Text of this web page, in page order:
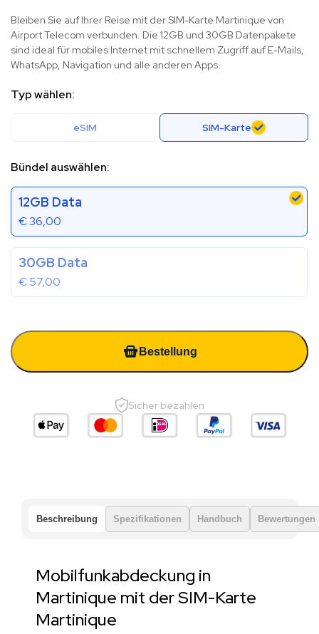
Bleiben Sie auf Ihrer Reise mit der SIM-Karte Martinique von
Airport Telecom verbunden. Die 12GB und 30GB Datenpakete
sind ideal für mobiles Internet mit schnellem Zugriff auf E-Mails,
WhatsApp, Navigation und alle anderen Apps.
Typ wählen:
eSIM SIM-Karte
Bündel auswählen:
12GB Data
€36,00
30GB Data
€57,00
Bestellung
Sicher bezahlen
Beschreibung Spezifikationen Handbuch Bewertungen
Mobilfunkabdeckung in
Martinique mit der SIM-Karte
Martinique